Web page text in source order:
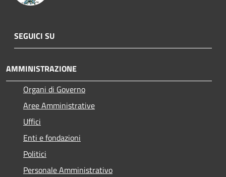
SEGUICI SU
AMMINISTRAZIONE
Organi di Governo
Aree Amministrative
Uffici
Enti e fondazioni
Politici
Personale Amministrativo